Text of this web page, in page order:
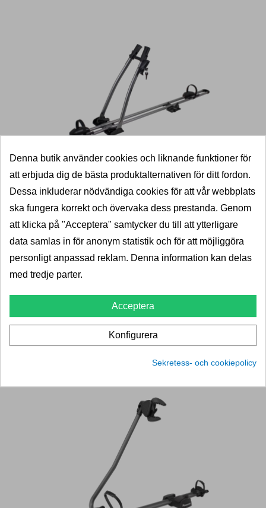
Takcykelhållare Thule Free Ride
532
Thule
Cykelhållare Thule Free Ride 532 för 1 Cykel.
20+
Pris
1 115,00 kr
LÄGG I VARUKORG
Denna butik använder cookies och liknande funktioner för
att erbjuda dig de bästa produktalternativen för ditt fordon.
Dessa inkluderar nödvändiga cookies för att vår webbplats
ska fungera korrekt och övervaka dess prestanda. Genom
att klicka på "Acceptera" samtycker du till att ytterligare
data samlas in för anonym statistik och för att möjliggöra
personligt anpassad reklam. Denna information kan delas
med tredje parter.
Acceptera
Konfigurera
Sekretess- och cookiepolicy